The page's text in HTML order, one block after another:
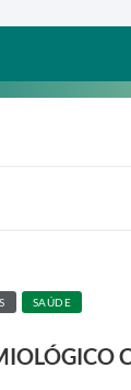
SAÚDE